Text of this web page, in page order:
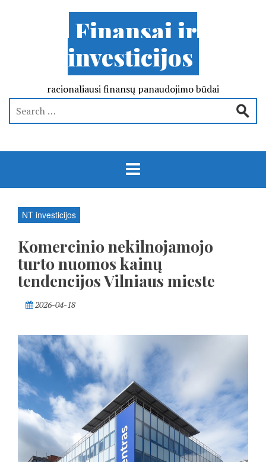
Finansai ir
investicijos
racionaliausi finansų panaudojimo būdai
NT investicijos
Komercinio nekilnojamojo
turto nuomos kainų
tendencijos Vilniaus mieste
2026-04-18